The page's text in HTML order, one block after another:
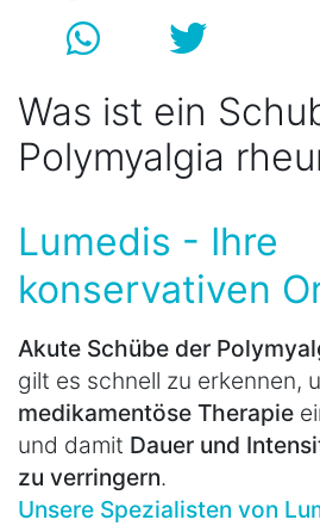
Was ist ein
Polymyalgia
Lumedis - Ihre
konservativen
Akute Schübe der
gilt es schnell zu erkennen,
medikamentöse Therapie
und damit Dauer und
zu verringern.
Unsere Spezialisten von